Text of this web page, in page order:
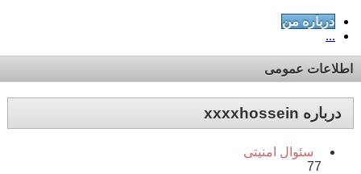
درباره من
...
اطلاعات عمومی
درباره xxxxhossein
سئوال امنیتی
77